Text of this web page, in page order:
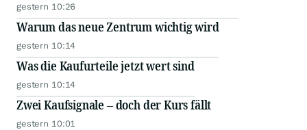
gestern 10:26
Warum das neue Zentrum wichtig wird
gestern 10:14
Was die Kaufurteile jetzt wert sind
gestern 10:14
Zwei Kaufsignale – doch der Kurs fällt
gestern 10:01